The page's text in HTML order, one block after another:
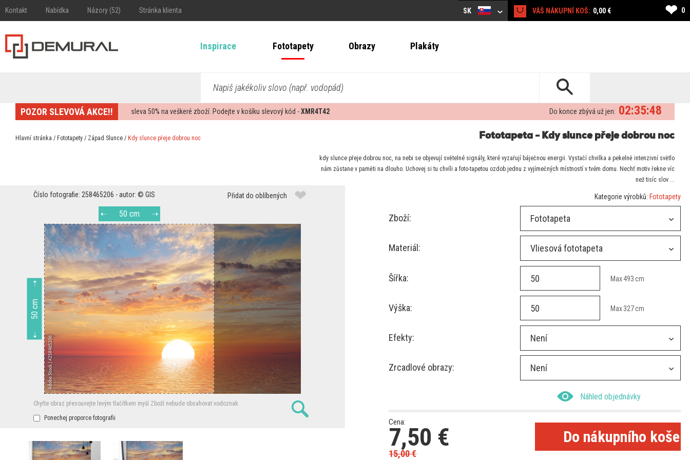
Kontakt Nabídka Názory (52) Stránka klienta SK VÁŠ NÁKUPNÍ KOŠ: 0,00 € ❤ 0
Inspirace Fototapety Obrazy Plakáty
Napiš jakékoliv slovo (např. vodopád)
POZOR SLEVOVÁ AKCE!! sleva50% na veškeré zboží. Podejte v košíku slevový kód -XMR4T42 02:35:47
Do konce zbývá už jen:
Hlavní stránka / Fototapety / Západ Slunce / Kdy slunce přeje dobrou noc Fototapeta - Kdy slunce přeje dobrou noc
kdy slunce přeje dobrou noc, na nebi se objevují světelné signály, které vyzařují báječnou energii. Vystačí chvilka a pekelně intenzivní světlo
nám zůstane v paměti na dlouho. Uchovej si tu chvíli a foto-tapetou ozdob jednu z vyjímečných místností v tvém domu. Nechť motiv řekne víc
než tisíc slov ...
Číslo fotografie: 258465206 - autor: © GIS Přidat do oblíbených ❤
50 cm
50 cm
Chyťte obraz přesouvejte levým tlačítkem myší Zboží nebude obsahovat vodoznak
Ponechej proporce fotografii
Kategorie výrobků: Fototapety
Zboží: Fototapeta
Materiál: Vliesová fototapeta
Šířka: Max493 cm
Výška: Max327cm
Efekty: Není
Zrcadlové obrazy: Není
Náhled objednávky
Cena:
7,50 €
15,00€